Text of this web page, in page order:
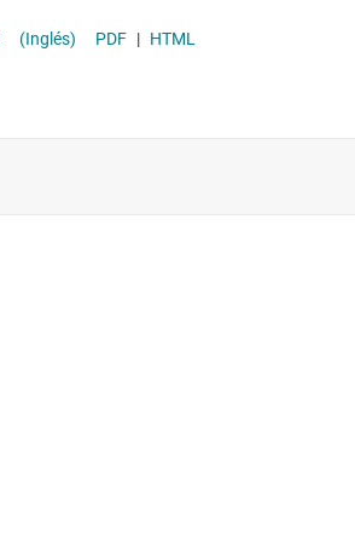
(Inglés) PDF | HTML